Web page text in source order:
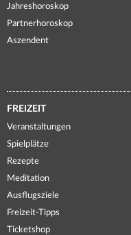
Jahreshoroskop
Partnerhoroskop
Aszendent
FREIZEIT
Veranstaltungen
Spielplätze
Rezepte
Meditation
Ausflugsziele
Freizeit-Tipps
Ticketshop